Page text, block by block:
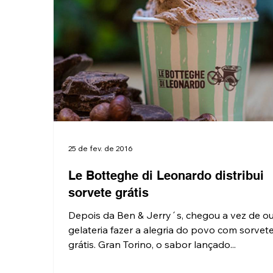
Le Botteghe di Leonardo distribui
sorvete grátis
Depois da Ben & Jerry´s, chegou a vez de
gelateria fazer a alegria do povo com sorvete
grátis. Gran Torino, o sabor lançado...
25 de fev. de 2016